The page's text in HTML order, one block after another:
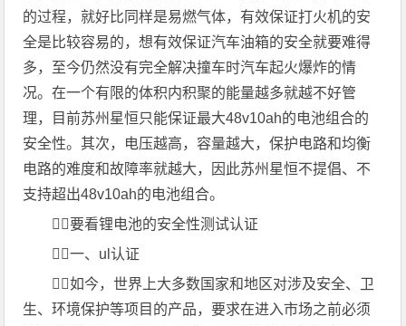
的过程，就好比同样是易燃气体，有效保证打火机的安
全是比较容易的，想有效保证汽车油箱的安全就要难得
多，至今仍然没有完全解决撞车时汽车起火爆炸的情
况。在一个有限的体积内积聚的能量越多就越不好管
理，目前苏州星恒只能保证最大48v10ah的电池组合的
安全性。其次，电压越高，容量越大，保护电路和均衡
电路的难度和故障率就越大，因此苏州星恒不提倡、不
支持超出48v10ah的电池组合。
要看锂电池的安全性测试认证
一、ul认证
如今，世界上大多数国家和地区对涉及安全、卫
生、环境保护等项目的产品，要求在进入市场之前必须